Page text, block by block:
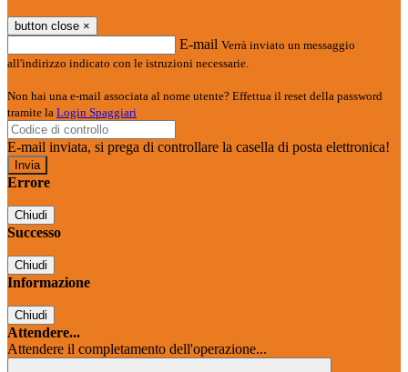
button close ×
E-mail Verrà inviato un messaggio
all'indirizzo indicato con le istruzioni necessarie.
Non hai una e-mail associata al nome utente? Effettua il reset della password
tramite la Login Spaggiari
E-mail inviata, si prega di controllare la casella di posta elettronica!
Errore
Chiudi
Successo
Chiudi
Informazione
Chiudi
Attendere...
Attendere il completamento dell'operazione...